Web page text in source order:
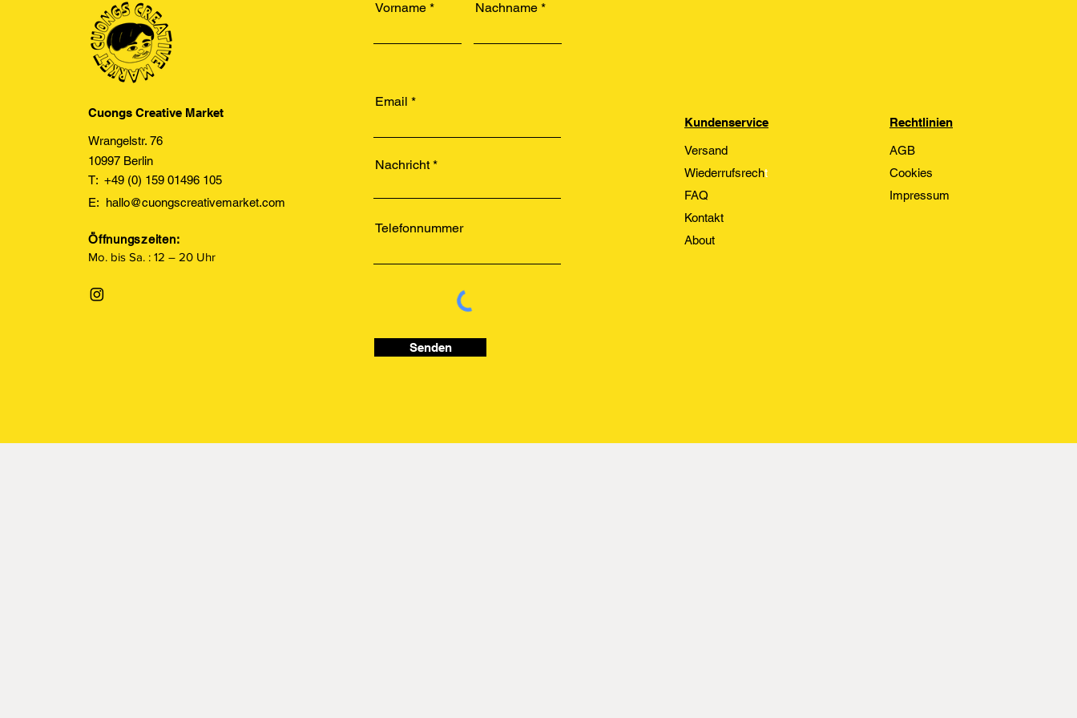
Cuongs Creative Market
Wrangelstr. 76
10997 Berlin
T: +49 (0) 159 01496 105
E: hallo@cuongscreativemarket.com
Öffnungszeiten:
Mo. bis Sa. : 12 – 20 Uhr
Vorname Nachname
Email
Nachricht
Telefonnummer
Senden
Kundenservice
Versand
Wiederrufsrecht
FAQ
Kontakt
About
Rechtlinien
AGB
Cookies
Impressum